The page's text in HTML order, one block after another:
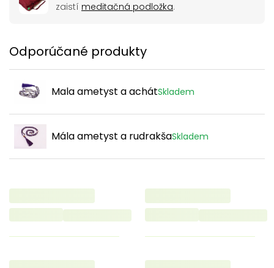
zaistí meditačná podložka.
Odporúčané produkty
Mala ametyst a achátSkladem
Mála ametyst a rudrakšaSkladem